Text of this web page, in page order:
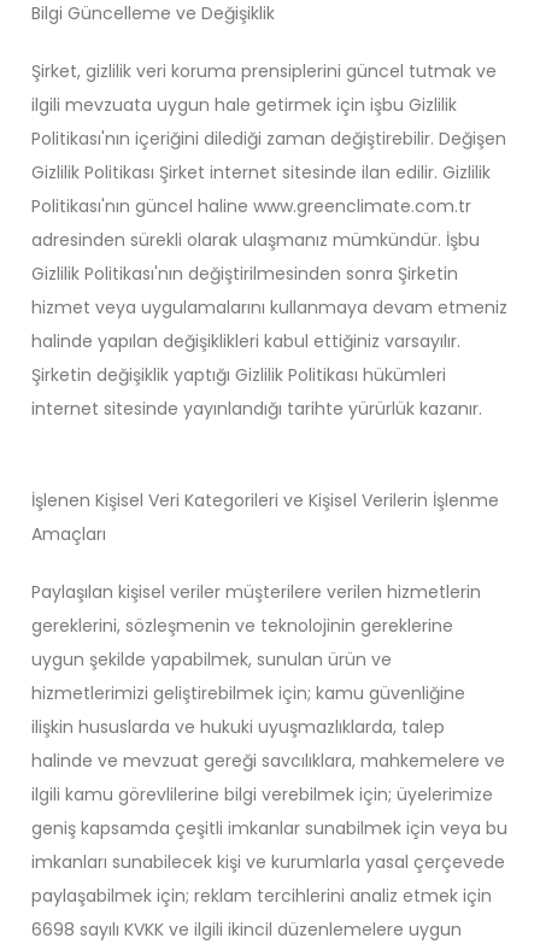
Bilgi Güncelleme ve Değişiklik
Şirket, gizlilik veri koruma prensiplerini güncel tutmak ve
ilgili mevzuata uygun hale getirmek için işbu Gizlilik
Politikası'nın içeriğini dilediği zaman değiştirebilir. Değişen
Gizlilik Politikası Şirket internet sitesinde ilan edilir. Gizlilik
Politikası'nın güncel haline www.greenclimate.com.tr
adresinden sürekli olarak ulaşmanız mümkündür. İşbu
Gizlilik Politikası'nın değiştirilmesinden sonra Şirketin
hizmet veya uygulamalarını kullanmaya devam etmeniz
halinde yapılan değişiklikleri kabul ettiğiniz varsayılır.
Şirketin değişiklik yaptığı Gizlilik Politikası hükümleri
internet sitesinde yayınlandığı tarihte yürürlük kazanır.
İşlenen Kişisel Veri Kategorileri ve Kişisel Verilerin İşlenme
Amaçları
Paylaşılan kişisel veriler müşterilere verilen hizmetlerin
gereklerini, sözleşmenin ve teknolojinin gereklerine
uygun şekilde yapabilmek, sunulan ürün ve
hizmetlerimizi geliştirebilmek için; kamu güvenliğine
ilişkin hususlarda ve hukuki uyuşmazlıklarda, talep
halinde ve mevzuat gereği savcılıklara, mahkemelere ve
ilgili kamu görevlilerine bilgi verebilmek için; üyelerimize
geniş kapsamda çeşitli imkanlar sunabilmek için veya bu
imkanları sunabilecek kişi ve kurumlarla yasal çerçevede
paylaşabilmek için; reklam tercihlerini analiz etmek için
6698 sayılı KVKK ve ilgili ikincil düzenlemelere uygun